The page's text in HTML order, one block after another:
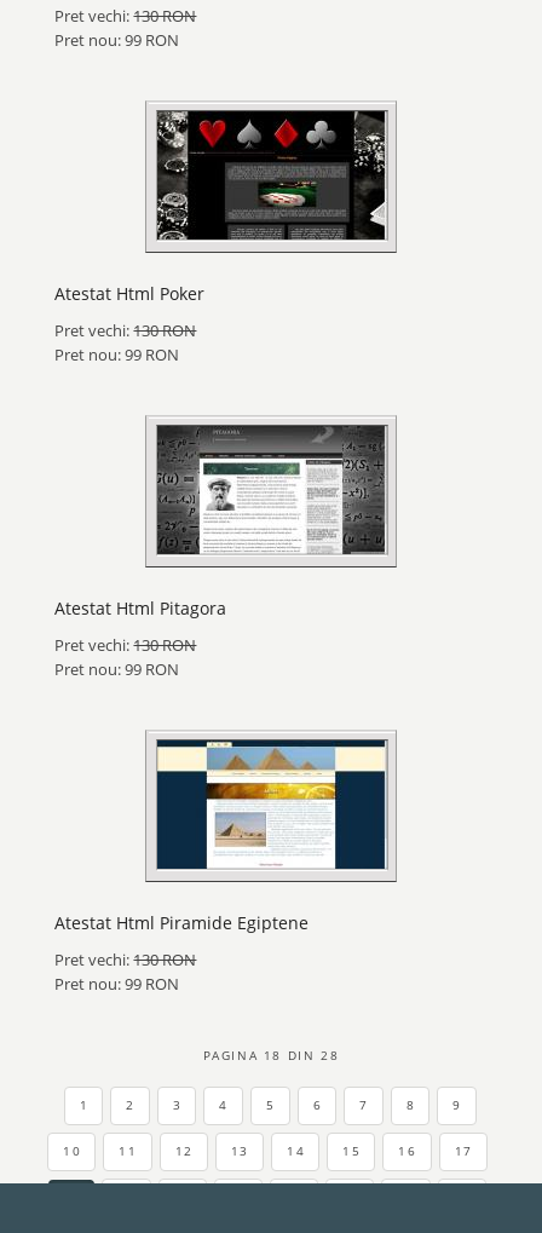
Pret vechi:130 RON
Pret nou: 99 RON
Atestat Html Poker
Pret vechi:130 RON
Pret nou: 99 RON
Atestat Html Pitagora
Pret vechi:130 RON
Pret nou: 99 RON
Atestat Html Piramide Egiptene
Pret vechi:130 RON
Pret nou: 99 RON
PAGINA 18 DIN 28
1 2 3 4 5 6 7 8 9
10 11 12 13 14 15 16 17